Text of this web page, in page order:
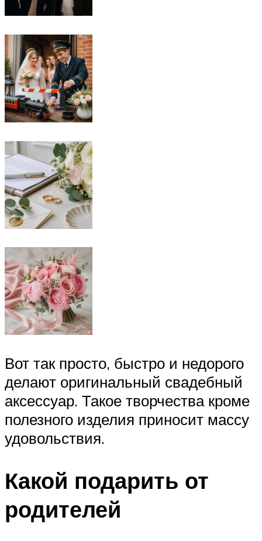
Вот так просто, быстро и недорого
делают оригинальный свадебный
аксессуар. Такое творчества кроме
полезного изделия приносит массу
удовольствия.
Какой подарить от
родителей